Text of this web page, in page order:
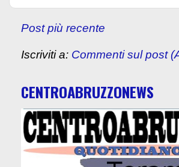
Post più recente
Iscriviti a: Commenti sul post
CENTROABRUZZONEWS